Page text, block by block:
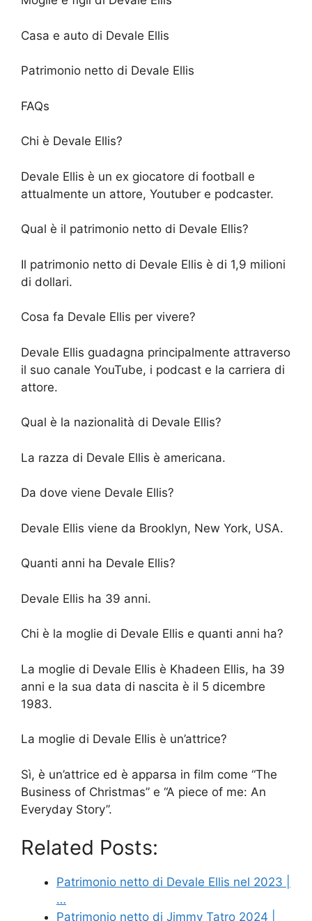
Casa e auto di Devale Ellis
Patrimonio netto di Devale Ellis
FAQs
Chi è Devale Ellis?
Devale Ellis è un ex giocatore di football e
attualmente un attore, Youtuber e podcaster.
Qual è il patrimonio netto di Devale Ellis?
Il patrimonio netto di Devale Ellis è di 1,9 milioni
di dollari.
Cosa fa Devale Ellis per vivere?
Devale Ellis guadagna principalmente attraverso
il suo canale YouTube, i podcast e la carriera di
attore.
Qual è la nazionalità di Devale Ellis?
La razza di Devale Ellis è americana.
Da dove viene Devale Ellis?
Devale Ellis viene da Brooklyn, New York, USA.
Quanti anni ha Devale Ellis?
Devale Ellis ha 39 anni.
Chi è la moglie di Devale Ellis e quanti anni ha?
La moglie di Devale Ellis è Khadeen Ellis, ha 39
anni e la sua data di nascita è il 5 dicembre
1983.
La moglie di Devale Ellis è un’attrice?
Sì, è un’attrice ed è apparsa in film come “The
Business of Christmas” e “A piece of me: An
Everyday Story”.
Related Posts:
Patrimonio netto di Devale Ellis nel 2023 |
…
Patrimonio netto di Jimmy Tatro 2024 |